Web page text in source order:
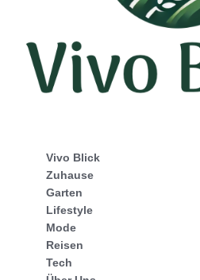
Vivo Blick
Zuhause
Garten
Lifestyle
Mode
Reisen
Tech